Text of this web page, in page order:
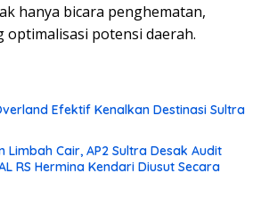
hanya bicara penghematan,
potensi daerah.
Efektif Kenalkan Destinasi Sultra
Limbah Cair, AP2 Sultra Desak Audit
RS Hermina Kendari Diusut Secara